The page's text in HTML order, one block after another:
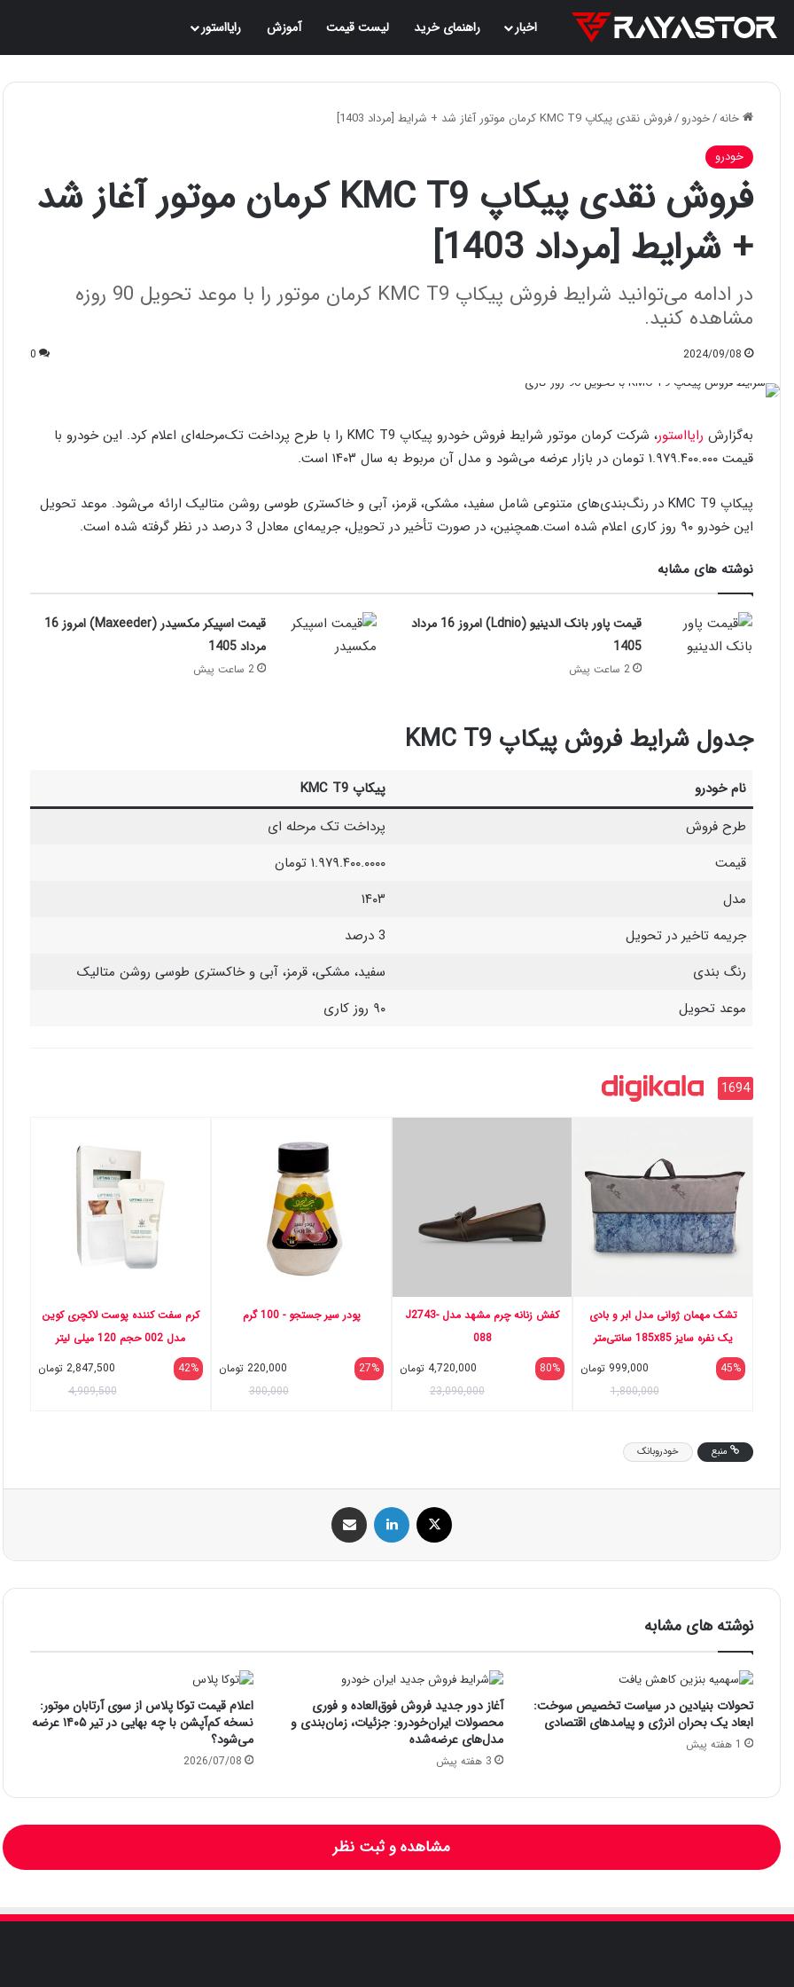
اخبار راهنمای خرید لیست قیمت آموزش رایااستور
خانه/خودرو/فروش نقدی پیکاپ KMC T9 کرمان موتور آغاز شد + شرایط [مرداد 1403]
خودرو
فروش نقدی پیکاپ KMC T9 کرمان موتور آغاز شد
+ شرایط [مرداد 1403]
در ادامه می‌توانید شرایط فروش پیکاپ KMC T9 کرمان موتور را با موعد تحویل 90 روزه
مشاهده کنید.
2024/09/08
0
به‌گزارش رایااستور
، شرکت کرمان موتور شرایط فروش خودرو پیکاپ KMC T9 را با طرح پرداخت تک‌مرحله‌ای اعلام کرد. این خودرو با
قیمت ۱.۹۷۹.۴۰۰.۰۰۰ تومان در بازار عرضه می‌شود و مدل آن مربوط به سال ۱۴۰۳ است.
پیکاپ KMC T9 در رنگ‌بندی‌های متنوعی شامل سفید، مشکی، قرمز، آبی و خاکستری طوسی روشن متالیک ارائه می‌شود. موعد تحویل
این خودرو ۹۰ روز کاری اعلام شده است.همچنین، در صورت تأخیر در تحویل، جریمه‌ای معادل 3 درصد در نظر گرفته شده است.
نوشته های مشابه
قیمت پاور بانک الدینیو (Ldnio) امروز 16 مرداد
1405
2 ساعت پیش
قیمت اسپیکر مکسیدر (Maxeeder) امروز 16
مرداد 1405
2 ساعت پیش
جدول شرایط فروش پیکاپ KMC T9
نام خودرو
پیکاپ KMC T9
طرح فروش
پرداخت تک مرحله ای
قیمت
۱.۹۷۹.۴۰۰.۰۰۰۰ تومان
مدل
۱۴۰۳
جریمه تاخیر در تحویل
3 درصد
رنگ بندی
سفید، مشکی، قرمز، آبی و خاکستری طوسی روشن متالیک
موعد تحویل
۹۰ روز کاری
1694
تشک مهمان ژوانی مدل ابر و بادی
یک نفره سایز 185x85 سانتی‌متر
45%
999,000 تومان
1,800,000
کفش زنانه چرم مشهد مدل J2743-
088
80%
4,720,000 تومان
23,090,000
پودر سیر جستجو - 100 گرم
27%
220,000 تومان
300,000
کرم سفت کننده پوست لاکچری کوین
مدل 002 حجم 120 میلی لیتر
42%
2,847,500 تومان
4,909,500
منبع خودروبانک
ایکس لینکداین
نوشته های مشابه
تحولات بنیادین در سیاست تخصیص سوخت:
ابعاد یک بحران انرژی و پیامدهای اقتصادی
1 هفته پیش
آغاز دور جدید فروش فوق‌العاده و فوری
محصولات ایران‌خودرو: جزئیات، زمان‌بندی و
مدل‌های عرضه‌شده
3 هفته پیش
اعلام قیمت توکا پلاس از سوی آرتابان موتور:
نسخه کم‌آپشن با چه بهایی در تیر ۱۴۰۵ عرضه
می‌شود؟
2026/07/08
مشاهده و ثبت نظر